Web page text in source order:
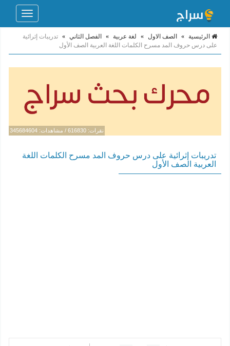
Toggle
الرئيسية » الصف الاول » لغة عربية » الفصل الثاني » تدريبات إثرائية
على درس حروف المد مسرح الكلمات اللغة العربية الصف الأول
نقرات: 616830 / مشاهدات: 345684604
تدريبات إثرائية على درس حروف المد مسرح الكلمات اللغة
العربية الصف الأول